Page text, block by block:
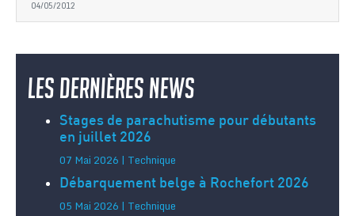
04/05/2012
Les dernières news
Stages de parachutisme pour débutants
en juillet 2026
07 Mai 2026 | Technique
Débarquement belge à Rochefort 2026
05 Mai 2026 | Technique